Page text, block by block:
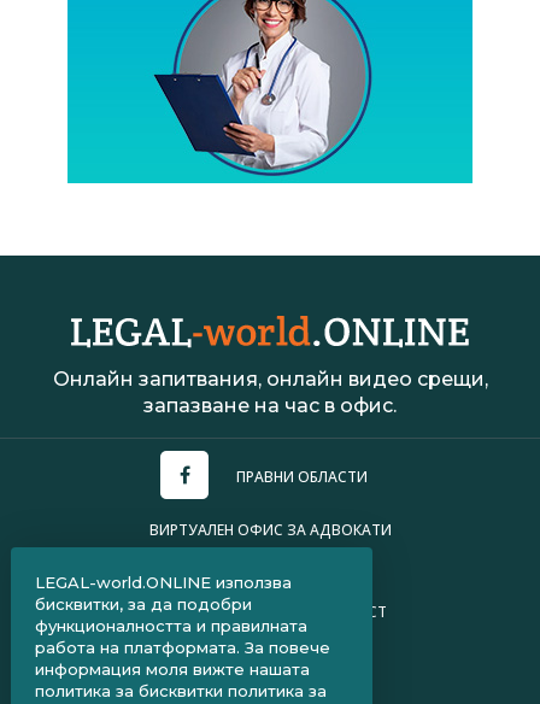
Онлайн запитвания, онлайн видео срещи,
запазване на час в офис.
ПРАВНИ ОБЛАСТИ
ВИРТУАЛЕН ОФИС ЗА АДВОКАТИ
ПОЛИТИКА ЗА ПОВЕРИТЕЛНОСТ
ЧЗВ ЗА КЛИЕНТИ
ЧЗВ ЗА АДВОКАТИ
LEGAL-world.ONLINE използва
бисквитки, за да подобри
функционалността и правилната
работа на платформата. За повече
информация моля вижте нашата
политика за бисквитки политика за